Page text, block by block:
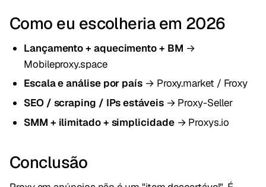
Como eu escolheria em 2026
Lançamento + aquecimento + BM →
Mobileproxy.space
Escala e análise por país → Proxy.market / Froxy
SEO / scraping / IPs estáveis→ Proxy-Seller
SMM + ilimitado + simplicidade→ Proxys.io
Conclusão